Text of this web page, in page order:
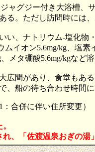
ジャグジー付き大浴槽、
る。ただし訪問時には
い、ナトリウム-塩化物
ムイオン5.6mg/kg、塩
メタ硼酸5.6mg/kgな
広間があり、食堂もあ
、船の待ち合わせ時間
：合併に伴い住所変更）
れ、「佐渡温泉おぎの